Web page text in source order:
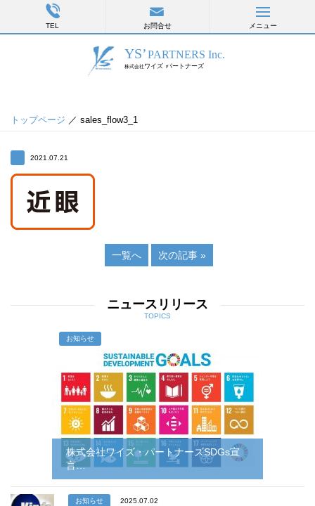
TEL お問合せ メニュー
トップページ ／ sales_flow3_1
2021.07.21
一覧へ 次の記事 »
ニュースリリース
TOPICS
お知らせ
株式会社ワイズ・パートナーズSDGs宣
言…
お知らせ 2025.07.02